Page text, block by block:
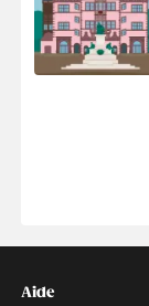
Kontakt
Aide